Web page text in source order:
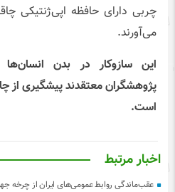
چربی دارای حافظه اپی‌ژنتیکی
می‌آورند.
این سازوکار در بدن انسان‌ها
پژوهشگران معتقدند پیشگیری از
است.
اخبار مرتبط
عقب‌ماندگی روابط عمومی‌های ایران از چرخه